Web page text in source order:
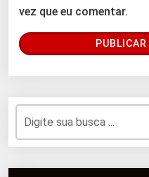
vez que eu comentar.